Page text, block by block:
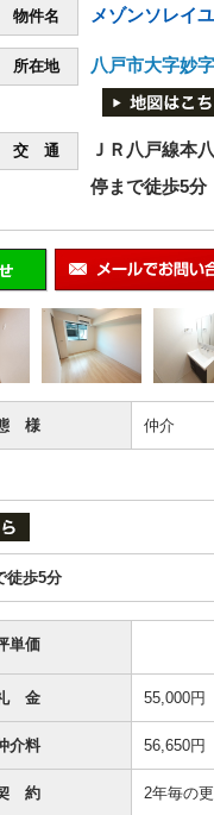
物件名 メゾンソレイ
所在地 八戸市大字妙
交 通
ＪＲ八戸線本
停まで徒歩5分
様 仲介
徒歩5分
単価
金 55,000円
介料 56,650円
約 2年毎の